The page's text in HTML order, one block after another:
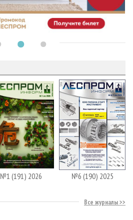
№1 (191) 2026 №6 (190) 2025
Все журналы